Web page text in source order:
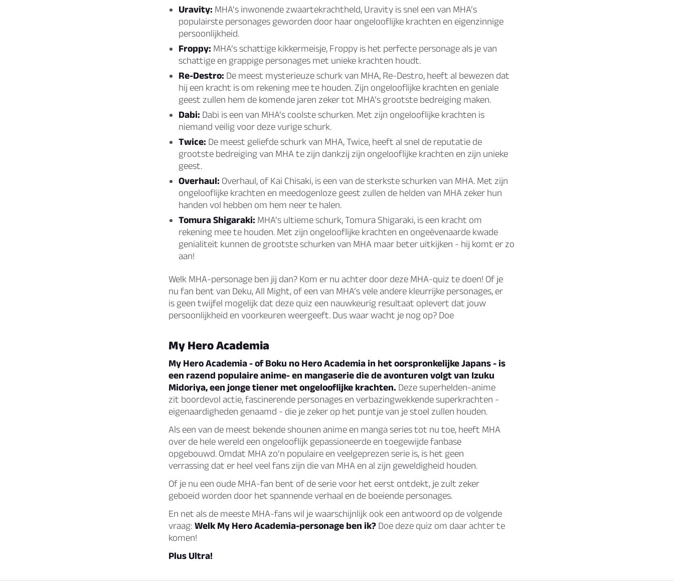
Uravity: MHA’s inwonende zwaartekrachtheld, Uravity is snel een van MHA’s
populairste personages geworden door haar ongelooflijke krachten en eigenzinnige
persoonlijkheid.
Froppy: MHA’s schattige kikkermeisje, Froppy is het perfecte personage als je van
schattige en grappige personages met unieke krachten houdt.
Re-Destro: De meest mysterieuze schurk van MHA, Re-Destro, heeft al bewezen dat
hij een kracht is om rekening mee te houden. Zijn ongelooflijke krachten en geniale
geest zullen hem de komende jaren zeker tot MHA’s grootste bedreiging maken.
Dabi: Dabi is een van MHA’s coolste schurken. Met zijn ongelooflijke krachten is
niemand veilig voor deze vurige schurk.
Twice: De meest geliefde schurk van MHA, Twice, heeft al snel de reputatie de
grootste bedreiging van MHA te zijn dankzij zijn ongelooflijke krachten en zijn unieke
geest.
Overhaul: Overhaul, of Kai Chisaki, is een van de sterkste schurken van MHA. Met zijn
ongelooflijke krachten en meedogenloze geest zullen de helden van MHA zeker hun
handen vol hebben om hem neer te halen.
Tomura Shigaraki: MHA’s ultieme schurk, Tomura Shigaraki, is een kracht om
rekening mee te houden. Met zijn ongelooflijke krachten en ongeëvenaarde kwade
genialiteit kunnen de grootste schurken van MHA maar beter uitkijken - hij komt er zo
aan!
Welk MHA-personage ben jij dan? Kom er nu achter door deze MHA-quiz te doen! Of je
nu fan bent van Deku, All Might, of een van MHA’s vele andere kleurrijke personages, er
is geen twijfel mogelijk dat deze quiz een nauwkeurig resultaat oplevert dat jouw
persoonlijkheid en voorkeuren weergeeft. Dus waar wacht je nog op? Doe
My Hero Academia
My Hero Academia - ofBoku no Hero Academia in het oorspronkelijke Japans - is
een razend populaire anime- en mangaserie die de avonturen volgt van Izuku
Midoriya, een jonge tiener met ongelooflijke krachten. Deze superhelden-anime
zit boordevol actie, fascinerende personages en verbazingwekkende superkrachten -
eigenaardigheden genaamd - die je zeker op het puntje van je stoel zullen houden.
Als een van de meest bekende shounen anime en manga series tot nu toe, heeft MHA
over de hele wereld een ongelooflijk gepassioneerde en toegewijde fanbase
opgebouwd. Omdat MHA zo’n populaire en veelgeprezen serie is, is het geen
verrassing dat er heel veel fans zijn die van MHA en al zijn geweldigheid houden.
Of je nu een oude MHA-fan bent of de serie voor het eerst ontdekt, je zult zeker
geboeid worden door het spannende verhaal en de boeiende personages.
En net als de meeste MHA-fans wil je waarschijnlijk ook een antwoord op de volgende
vraag: Welk My Hero Academia-personage ben ik? Doe deze quiz om daar achter te
komen!
Plus Ultra!